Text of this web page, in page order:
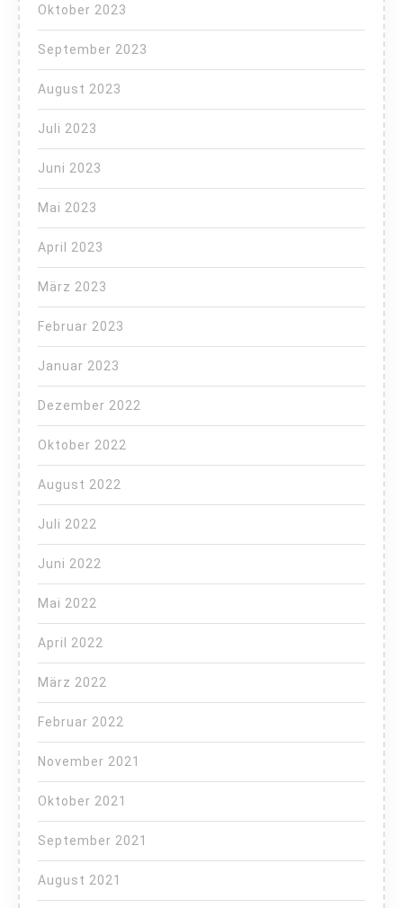
Oktober 2023
September 2023
August 2023
Juli 2023
Juni 2023
Mai 2023
April 2023
März 2023
Februar 2023
Januar 2023
Dezember 2022
Oktober 2022
August 2022
Juli 2022
Juni 2022
Mai 2022
April 2022
März 2022
Februar 2022
November 2021
Oktober 2021
September 2021
August 2021